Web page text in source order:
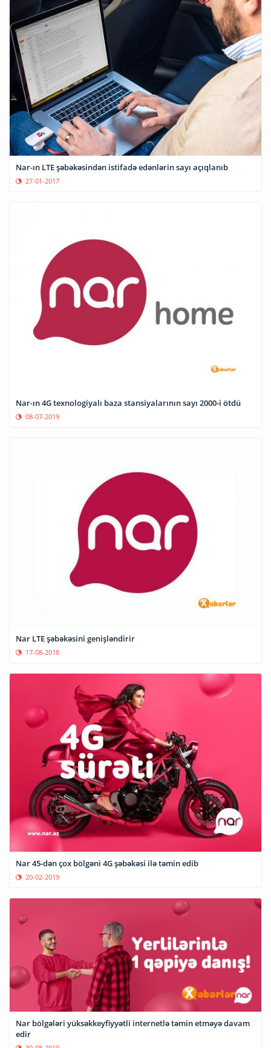
Nar-ın LTE şəbəkəsindən istifadə edənlərin sayı açıqlanıb
27-01-2017
Nar-ın 4G texnologiyalı baza stansiyalarının sayı 2000-i ötdü
08-07-2019
Nar LTE şəbəkəsini genişləndirir
17-08-2018
Nar 45-dən çox bölgəni 4G şəbəkəsi ilə təmin edib
20-02-2019
Nar bölgələri yüksəkkeyfiyyətli internetlə təmin etməyə davam
edir